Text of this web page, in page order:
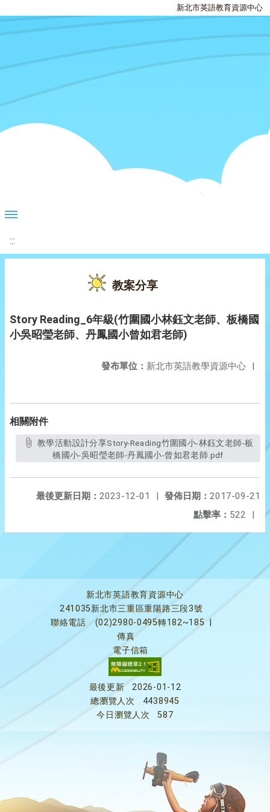
新北市英語教育資源中心
:::
教案分享
Story Reading_6年級(竹圍國小林鈺文老師、板橋國
小吳昭瑩老師、丹鳳國小曾如君老師)
發布單位： 新北市英語教學資源中心 |
相關附件
橋國小-吳昭瑩老師-丹鳳國小-曾如君老師.pdf
發佈日期： 2017-09-21
最後更新日期： 2023-12-01
|
點擊率： 522 |
新北市英語教育資源中心
241035新北市三重區重陽路三段3號
聯絡電話
(02)2980-0495轉182~185
傳真
電子信箱
最後更新
2026-01-12
總瀏覽人次
4438945
今日瀏覽人次
587